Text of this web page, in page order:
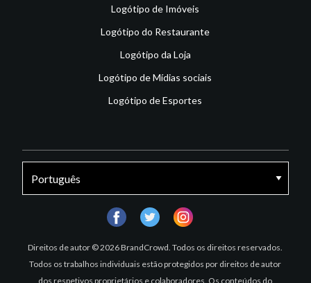
Logótipo de Imóveis
Logótipo do Restaurante
Logótipo da Loja
Logótipo de Mídias sociais
Logótipo de Esportes
Direitos de autor © 2026 BrandCrowd. Todos os direitos reservados.
Todos os trabalhos individuais estão protegidos por direitos de autor
dos respetivos proprietários e colaboradores. Os conteúdos do
facebooktwitter instagram